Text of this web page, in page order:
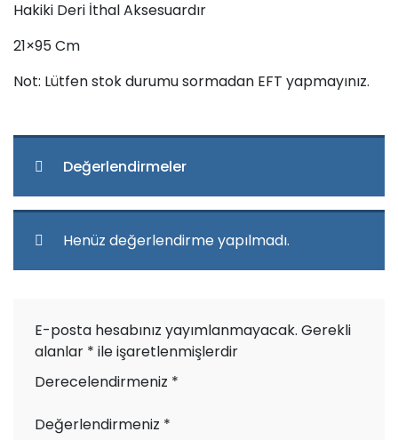
Hakiki Deri İthal Aksesuardır
21×95 Cm
Not: Lütfen stok durumu sormadan EFT yapmayınız.
Değerlendirmeler
Henüz değerlendirme yapılmadı.
E-posta hesabınız yayımlanmayacak. Gerekli
alanlar * ile işaretlenmişlerdir
Derecelendirmeniz *
Değerlendirmeniz *